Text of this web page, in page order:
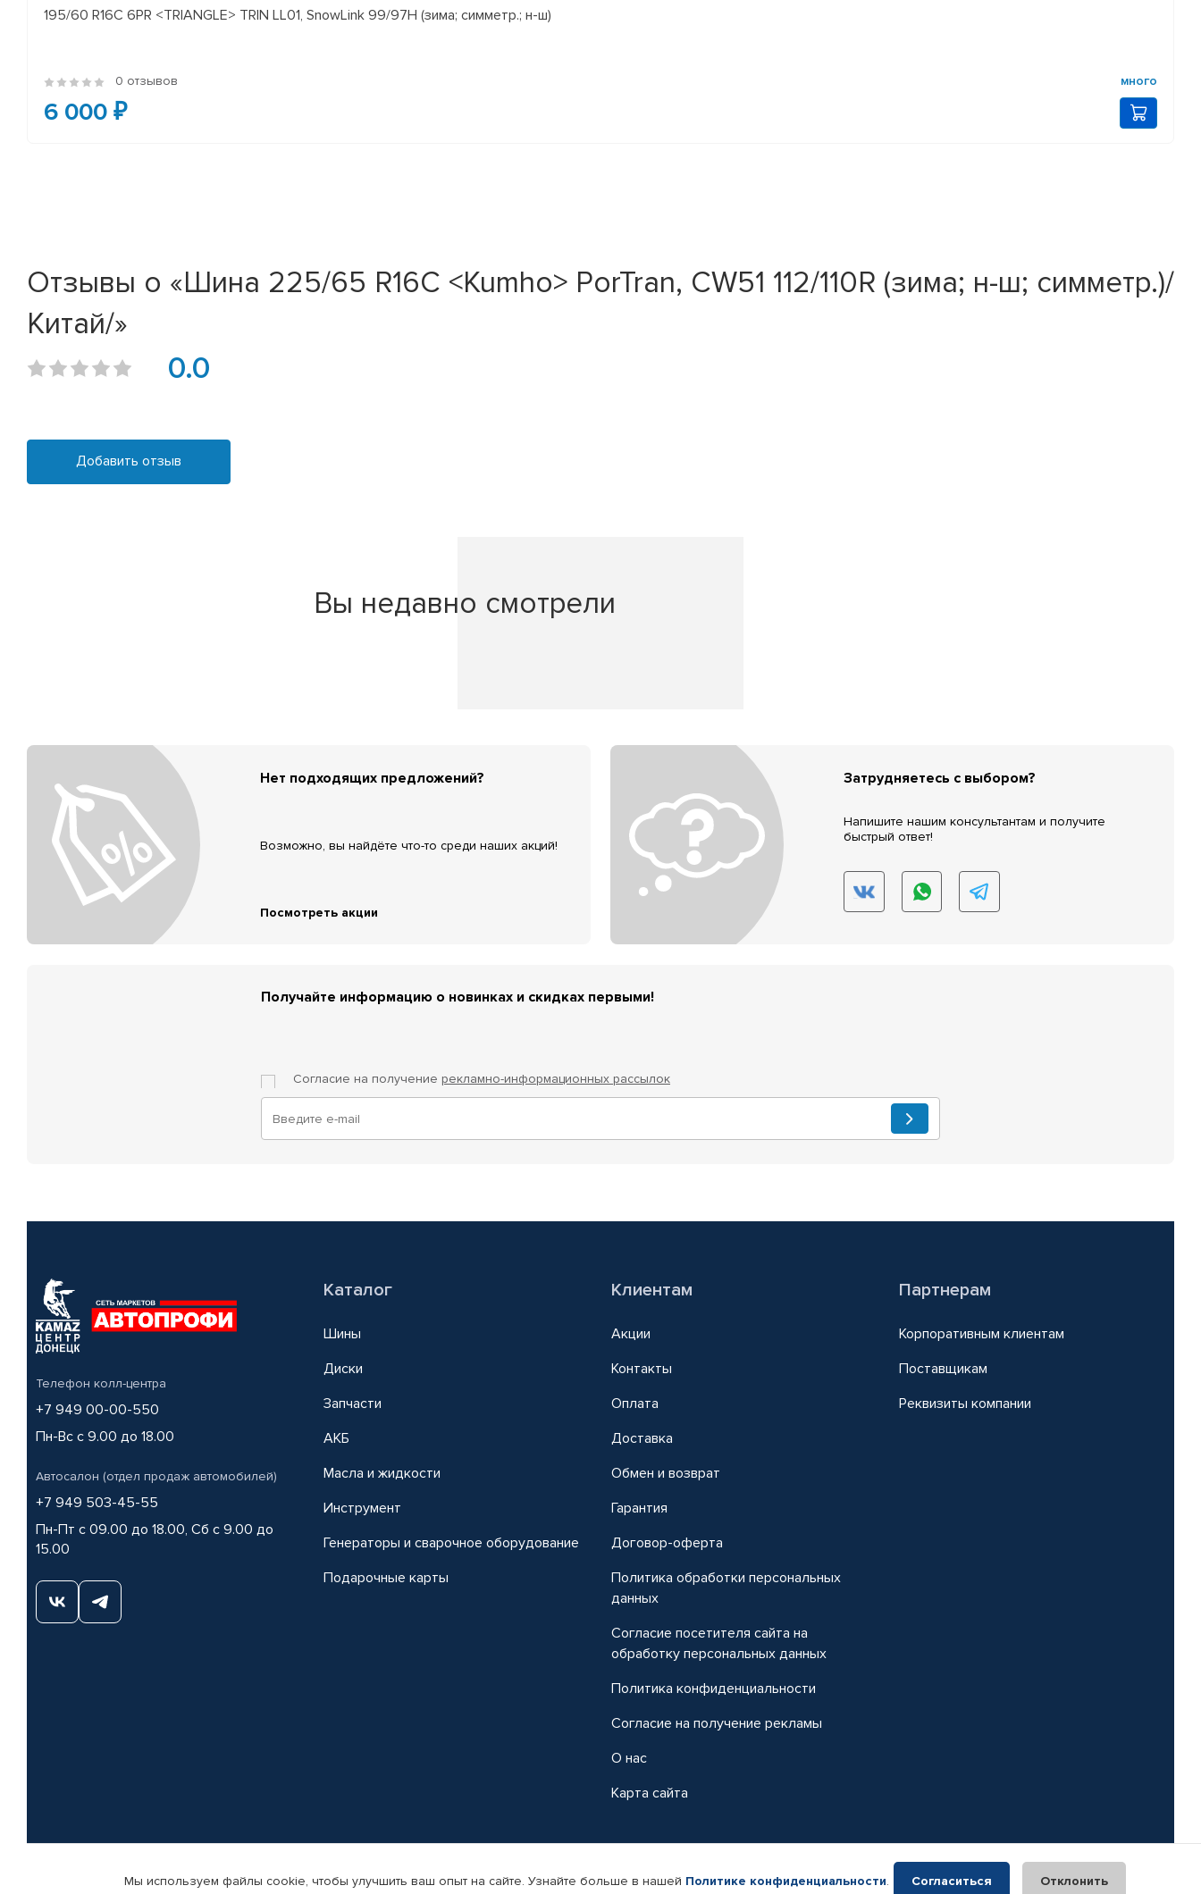
195/60 R16C 6PR <TRIANGLE> TRIN LL01, SnowLink 99/97H (зима; симметр.; н-ш)
0 отзывов много
6 000 ₽
Отзывы о «Шина 225/65 R16C <Kumho> PorTran, CW51 112/110R (зима; н-ш; симметр.)/
Китай/»
0.0
Добавить отзыв
Вы недавно смотрели
Нет подходящих предложений?
Возможно, вы найдёте что-то среди наших акций!
Посмотреть акции
Затрудняетесь с выбором?
Напишите нашим консультантам и получите
быстрый ответ!
Получайте информацию о новинках и скидках первыми!
Согласие на получение рекламно-информационных рассылок
Телефон колл-центра
+7 949 00-00-550
Пн-Вс с 9.00 до 18.00
Автосалон (отдел продаж автомобилей)
+7 949 503-45-55
Пн-Пт с 09.00 до 18.00, Сб с 9.00 до
15.00
Каталог
Шины
Диски
Запчасти
АКБ
Масла и жидкости
Инструмент
Генераторы и сварочное оборудование
Подарочные карты
Клиентам
Акции
Контакты
Оплата
Доставка
Обмен и возврат
Гарантия
Договор-оферта
Политика обработки персональных
данных
Согласие посетителя сайта на
обработку персональных данных
Политика конфиденциальности
Согласие на получение рекламы
О нас
Карта сайта
Партнерам
Корпоративным клиентам
Поставщикам
Реквизиты компании
© КАМАЗ ЦЕНТР ДОНЕЦК, 2015-2026. Все права защищены. Интернет-магазин автомобильных товаров Автопрофи.
Мы используем файлы cookie, чтобы улучшить ваш опыт на сайте. Узнайте больше в нашей Политике конфиденциальности. Согласиться Отклонить